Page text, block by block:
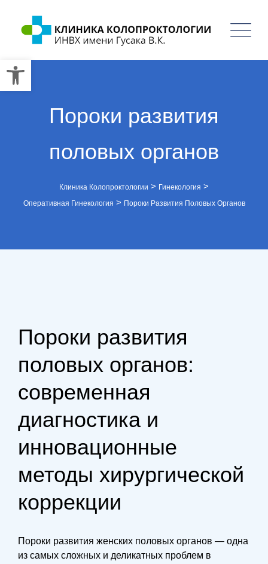
Пороки развития
половых органов
Клиника Колопроктологии > Гинекология >
Оперативная Гинекология > Пороки Развития Половых Органов
Пороки развития
половых органов:
современная
диагностика и
инновационные
методы хирургической
коррекции
Пороки развития женских половых органов — одна
из самых сложных и деликатных проблем в
Открыть панель